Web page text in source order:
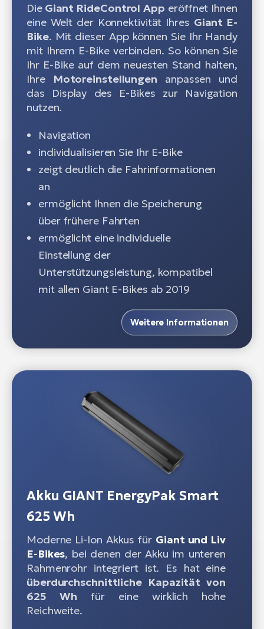
DieGiant RideControl App eröffnet Ihnen
eine Welt der Konnektivität Ihres Giant E-
Bike. Mit dieser App können Sie Ihr Handy
mit Ihrem E-Bike verbinden. So können Sie
Ihr E-Bike auf dem neuesten Stand halten,
Ihre Motoreinstellungen anpassen und
das Display des E-Bikes zur Navigation
nutzen.
Navigation
individualisieren Sie Ihr E-Bike
zeigt deutlich die Fahrinformationen
an
ermöglicht Ihnen die Speicherung
über frühere Fahrten
ermöglicht eine individuelle
Einstellung der
Unterstützungsleistung, kompatibel
mit allen Giant E-Bikes ab 2019
Weitere Informationen
Akku GIANT EnergyPak Smart
625 Wh
Moderne Li-Ion Akkus für Giant und Liv
E-Bikes, bei denen der Akku im unteren
Rahmenrohr integriert ist. Es hat eine
überdurchschnittliche Kapazität von
625 Wh für eine wirklich hohe
Reichweite.